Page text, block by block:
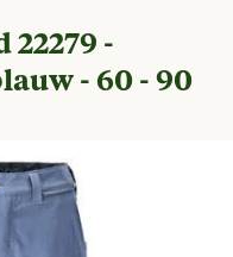
-
- 60 - 90